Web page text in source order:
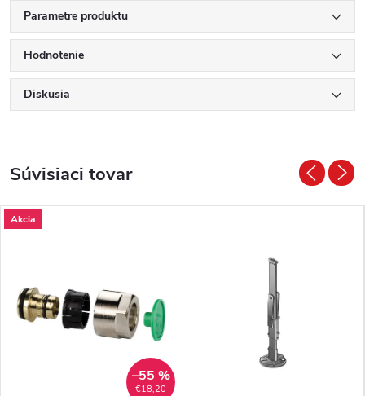
Parametre produktu
Hodnotenie
Diskusia
Súvisiaci tovar
Akcia
€18,20
–55 %